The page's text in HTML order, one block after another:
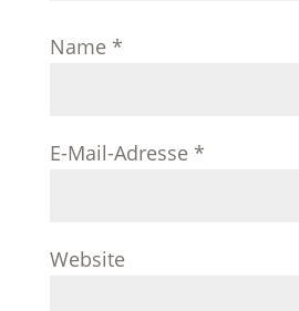
Name *
E-Mail-Adresse *
Website